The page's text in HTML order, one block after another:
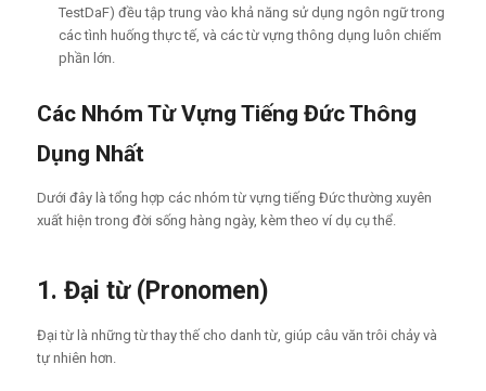
TestDaF) đều tập trung vào khả năng sử dụng ngôn ngữ trong
các tình huống thực tế, và các từ vựng thông dụng luôn chiếm
phần lớn.
Các Nhóm Từ Vựng Tiếng Đức Thông
Dụng Nhất
Dưới đây là tổng hợp các nhóm từ vựng tiếng Đức thường xuyên
xuất hiện trong đời sống hàng ngày, kèm theo ví dụ cụ thể.
1. Đại từ (Pronomen)
Đại từ là những từ thay thế cho danh từ, giúp câu văn trôi chảy và
tự nhiên hơn.